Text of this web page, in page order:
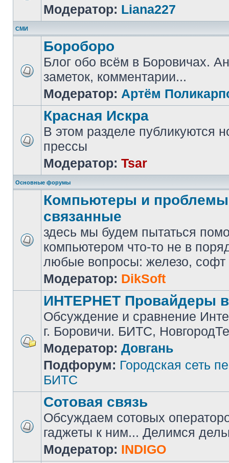
Модератор: Liana227
СМИ
Бороборо
Блог обо всём в Боровичах.
заметок, комментарии...
Модератор: Артём
Красная Искра
В этом разделе публикуются
прессы
Модератор: Tsar
Основные форумы
Компьютеры и
связанные
здесь мы будем пытаться
компьютером что-то не в
любые вопросы: железо, софт
Модератор: DikSoft
ИНТЕРНЕТ Провайдеры
Обсуждение и сравнение
г. Боровичи. БИТС,
Модератор: Довгань
Подфорум: Городская сеть
БИТС
Сотовая связь
Обсуждаем сотовых
гаджеты к ним... Делимся
Модератор: INDIGO